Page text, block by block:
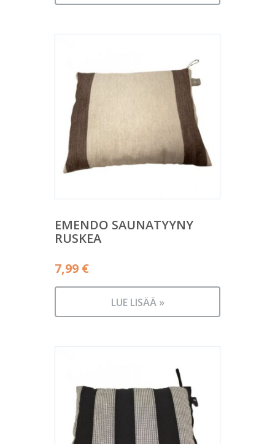
EMENDO SAUNATYYNY
RUSKEA
7,99 €
LUE LISÄÄ »